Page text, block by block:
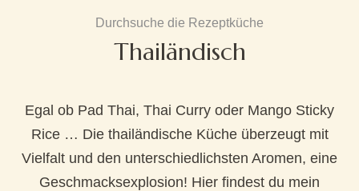
Durchsuche die Rezeptküche
Thailändisch
Egal ob Pad Thai, Thai Curry oder Mango Sticky
Rice … Die thailändische Küche überzeugt mit
Vielfalt und den unterschiedlichsten Aromen, eine
Geschmacksexplosion! Hier findest du mein